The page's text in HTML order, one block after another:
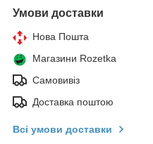
Умови доставки
Нова Пошта
Магазини Rozetka
Самовивіз
Доставка поштою
Всі умови доставки